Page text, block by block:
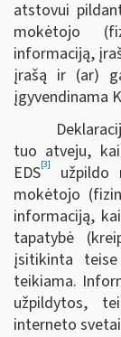
atstovui
mokėtojo
informaciją,
įrašą ir (ar)
įgyvendinama
tuo atveju,
EDS[3]
užpildo
mokėtojo
informaciją,
tapatybė
įsitikinta
teikiama.
užpildytos,
interneto